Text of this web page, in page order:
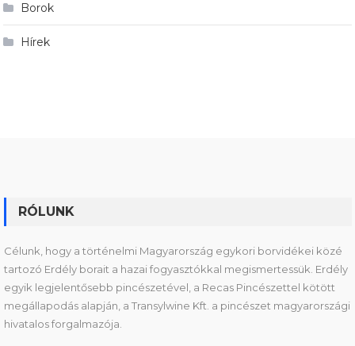
Borok
Hírek
RÓLUNK
Célunk, hogy a történelmi Magyarország egykori borvidékei közé
tartozó Erdély borait a hazai fogyasztókkal megismertessük. Erdély
egyik legjelentősebb pincészetével, a Recas Pincészettel kötött
megállapodás alapján, a Transylwine Kft. a pincészet magyarországi
hivatalos forgalmazója.